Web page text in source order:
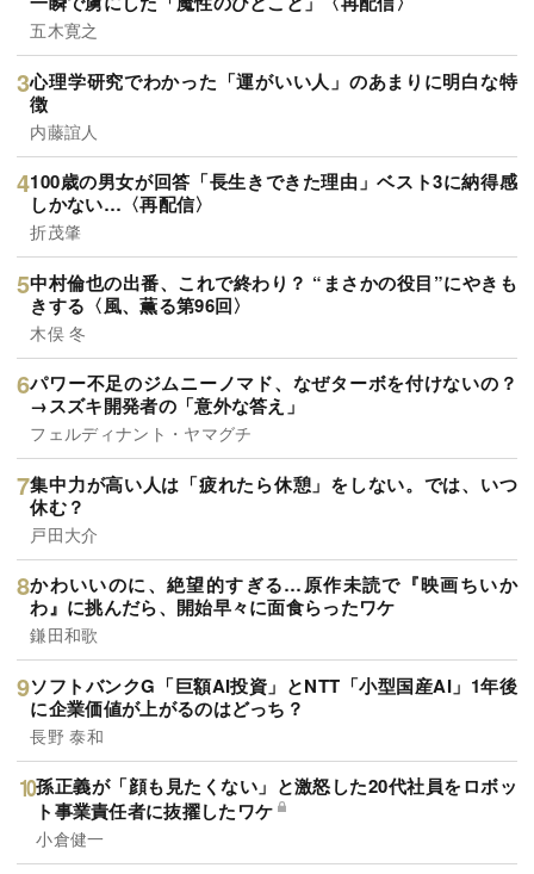
五木寛之
心理学研究でわかった「運がいい人」のあまりに明白な特
徴
内藤誼人
100歳の男女が回答「長生きできた理由」ベスト3に納得感
しかない…〈再配信〉
折茂肇
中村倫也の出番、これで終わり？ “まさかの役目”にやきも
きする〈風、薫る第96回〉
木俣 冬
パワー不足のジムニーノマド、なぜターボを付けないの？
→スズキ開発者の「意外な答え」
フェルディナント・ヤマグチ
集中力が高い人は「疲れたら休憩」をしない。では、いつ
休む？
戸田大介
かわいいのに、絶望的すぎる…原作未読で『映画ちいか
わ』に挑んだら、開始早々に面食らったワケ
鎌田和歌
ソフトバンクG「巨額AI投資」とNTT「小型国産AI」1年後
に企業価値が上がるのはどっち？
長野 泰和
孫正義が「顔も見たくない」と激怒した20代社員をロボッ
ト事業責任者に抜擢したワケ
小倉健一